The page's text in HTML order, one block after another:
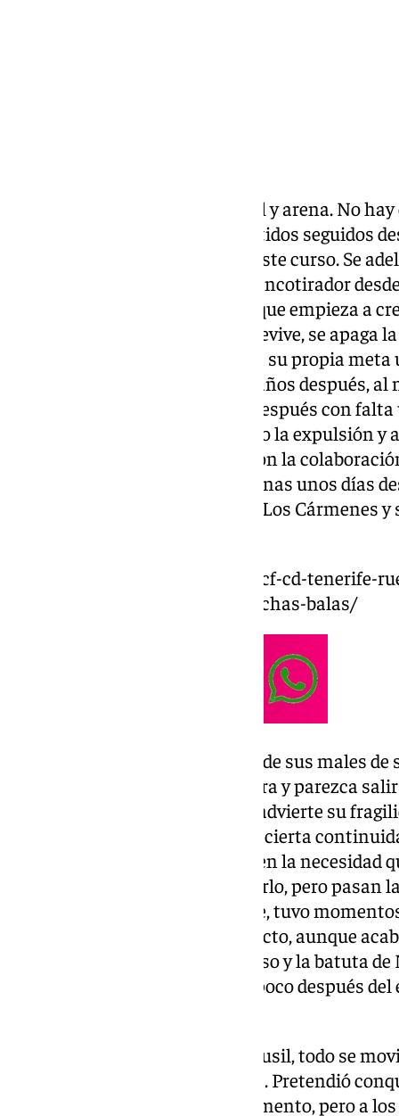
El Granada sigue alternando cal y arena. No
rojiblanco, que no gana dos partidos seguidos
descalabro más al historial de este curso. Se
López, con Lucas Boyé como francotirador
perdiendo frente a un Tenerife que empieza a
casi desahuciado. Donde su fe revive, se apaga
desdichado esta noche, desvió a su propia
casi dos años después,
Montecristo. El zaguero frenó después con
Diarra con Mariño que le supuso la expulsión
Luismi Cruz lo clavó en la red con la
Escribá se descompusieron apenas unos días
subieron al tren del ascenso en Los Cármenes
https://www.101tv.es/granada-cf-cd-tenerife-
teniendo-opciones-quedan-muchas-balas/
El conjunto rojiblanco es preso de sus males
por más veces que les plante cara y parezca
una de esas cajas en las que se advierte su
de consistencia para mantener cierta
partidos. Insistió Fran Escribá en la necesidad
capacidad del equipo para lograrlo, pero pasan
sumar decepciones. En Tenerife, tuvo
Rebbach anulado en el primer acto, aunque
Lucas Boyé obtuvo premio escaso y la batuta
antes de tiempo, reemplazado poco después
Hasta que el argentino sacó el fusil, todo se
con hambre y aires dominantes. Pretendió
empezó a montar allí el campamento, pero a